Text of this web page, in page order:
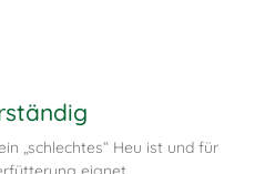
„schlechtes“ Heu ist und für